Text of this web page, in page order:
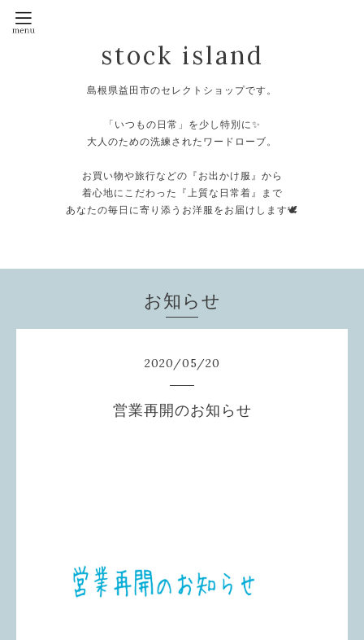
stock island
島根県益田市のセレクトショップです。
「いつもの日常」を少し特別に✨
大人のための洗練されたワードローブ。
お買い物や旅行などの『お出かけ服』から
着心地にこだわった『上質な日常着』まで
あなたの毎日に寄り添うお洋服をお届けします🕊️
お知らせ
2020/05/20
営業再開のお知らせ